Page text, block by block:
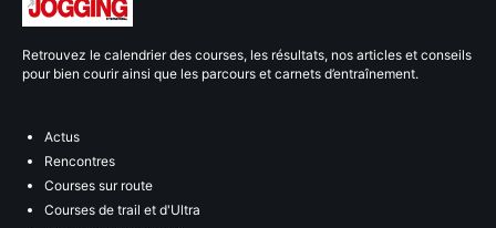
Retrouvez le calendrier des courses, les résultats, nos articles et conseils
pour bien courir ainsi que les parcours et carnets d’entraînement.
Actus
Rencontres
Courses sur route
Courses de trail et d'Ultra